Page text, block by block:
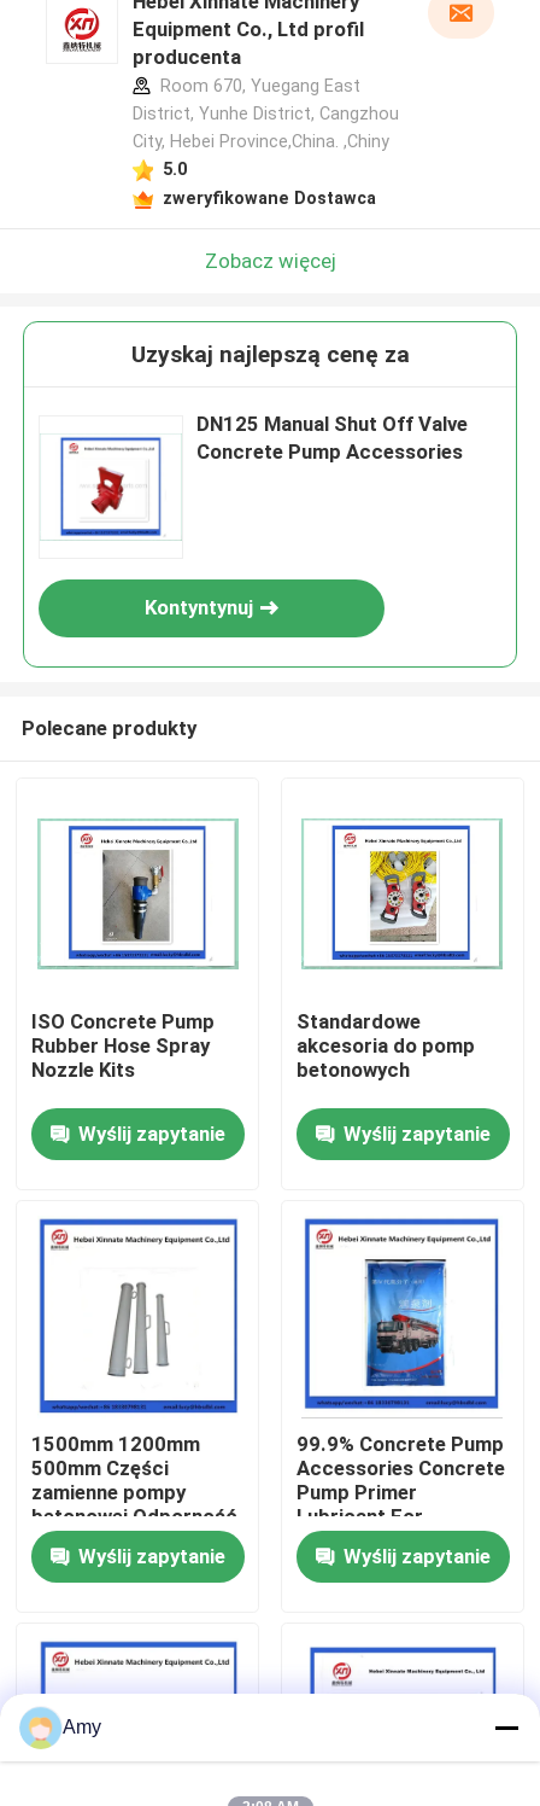
Dom
Filmy
Wycieczka po fabryce
Kontrola jakości
Skontaktuj się z nami
Poprosić o wycenę
CZĘŚCI DO POMP DO BETONU PUTZMEISTER
Części pomp betonowych Schwing
Equipment Co., Ltd profil
producenta
Room 670, Yuegang East
District, Yunhe District, Cangzhou
City, Hebei Province,China. ,Chiny
5.0
zweryfikowane Dostawca
Zobacz więcej
Uzyskaj najlepszą cenę za
DN125 Manual Shut Off Valve
Concrete Pump Accessories
Kontyntynuj
Polecane produkty
ISO Concrete Pump
Rubber Hose Spray
Nozzle Kits
Wyślij zapytanie
Standardowe
akcesoria do pomp
betonowych
Wyślij zapytanie
1500mm 1200mm
500mm Części
zamienne pompy
betonowej Odporność
na zużycie Zwykły
reduktorWyślij zapytanie
99.9% Concrete Pump
Accessories Concrete
Pump Primer
Lubricant For
Concrete Pumping
Pipe Wyślij zapytanie
Amy